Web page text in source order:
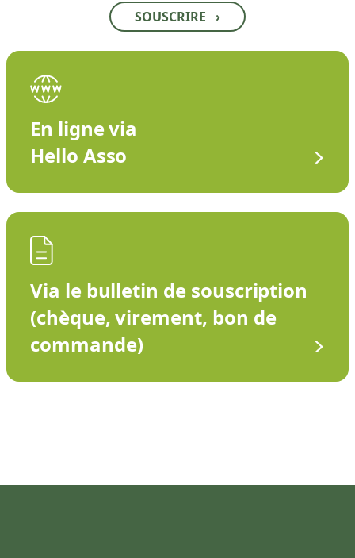
SOUSCRIRE ›
En ligne via
Hello Asso
Via le bulletin de souscription
(chèque, virement, bon de
commande)